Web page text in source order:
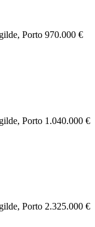
Porto 970.000 €
Porto 1.040.000 €
Porto 2.325.000 €